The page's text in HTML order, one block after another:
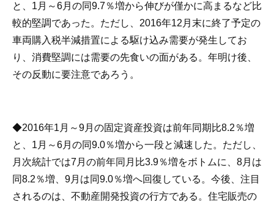
と、1月～6月の同9.7％増から伸びが僅かに高まるなど比
較的堅調であった。ただし、2016年12月末に終了予定の
車両購入税半減措置による駆け込み需要が発生してお
り、消費堅調には需要の先食いの面がある。年明け後、
その反動に要注意であろう。
◆2016年1月～9月の固定資産投資は前年同期比8.2％増
と、1月～6月の同9.0％増から一段と減速した。ただし、
月次統計では7月の前年同月比3.9％増をボトムに、8月は
同8.2％増、9月は同9.0％増へ回復している。今後、注目
されるのは、不動産開発投資の行方である。住宅販売の